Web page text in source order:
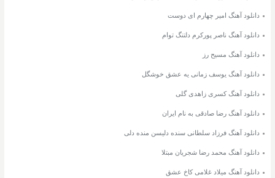
دانلود آهنگ امیر چهارم ای دوست
دانلود آهنگ ناصر پورکرم دلتنگ توام
دانلود آهنگ مسیح رز
دانلود آهنگ یوسف زمانی یه عشق خوشگل
دانلود آهنگ کسری زاهدی گلی
دانلود آهنگ رضا صادقی به نام ایران
دانلود آهنگ فرزاد سلطانی سنده دلیسن منده دلی
دانلود آهنگ محمد رضا شجریان مبتلا
دانلود آهنگ میلاد غلامی کاخ عشق